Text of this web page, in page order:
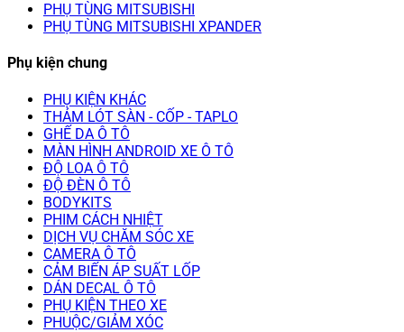
PHỤ TÙNG MITSUBISHI
PHỤ TÙNG MITSUBISHI XPANDER
Phụ kiện chung
PHỤ KIỆN KHÁC
THẢM LÓT SÀN - CỐP - TAPLO
GHẾ DA Ô TÔ
MÀN HÌNH ANDROID XE Ô TÔ
ĐỘ LOA Ô TÔ
ĐỘ ĐÈN Ô TÔ
BODYKITS
PHIM CÁCH NHIỆT
DỊCH VỤ CHĂM SÓC XE
CAMERA Ô TÔ
CẢM BIẾN ÁP SUẤT LỐP
DÁN DECAL Ô TÔ
PHỤ KIỆN THEO XE
PHUỘC/GIẢM XÓC